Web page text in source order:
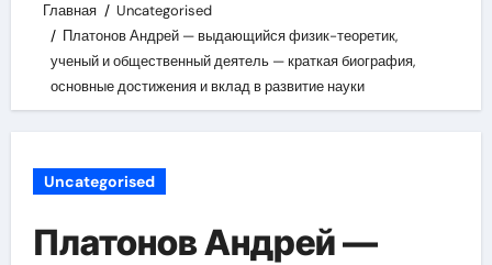
Главная
Uncategorised
Платонов Андрей — выдающийся физик-теоретик,
ученый и общественный деятель — краткая биография,
основные достижения и вклад в развитие науки
Uncategorised
Платонов Андрей —